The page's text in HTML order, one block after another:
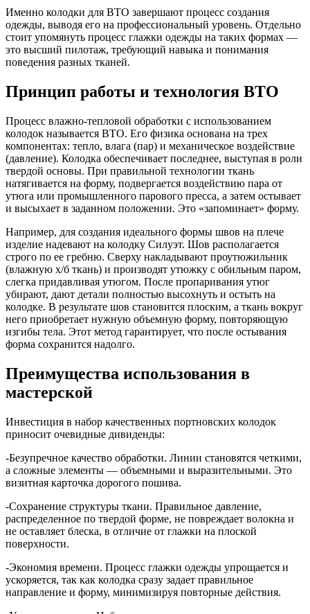
Именно колодки для ВТО завершают процесс создания
одежды, выводя его на профессиональный уровень. Отдельно
стоит упомянуть процесс глажки одежды на таких формах —
это высший пилотаж, требующий навыка и понимания
поведения разных тканей.
Принцип работы и технология ВТО
Процесс влажно-тепловой обработки с использованием
колодок называется ВТО. Его физика основана на трех
компонентах: тепло, влага (пар) и механическое воздействие
(давление). Колодка обеспечивает последнее, выступая в роли
твердой основы. При правильной технологии ткань
натягивается на форму, подвергается воздействию пара от
утюга или промышленного парового пресса, а затем остывает
и высыхает в заданном положении. Это «запоминает» форму.
Например, для создания идеального формы швов на плече
изделие надевают на колодку Силуэт. Шов располагается
строго по ее гребню. Сверху накладывают проутюжильник
(влажную х/б ткань) и производят утюжку с обильным паром,
слегка придавливая утюгом. После пропаривания утюг
убирают, дают детали полностью высохнуть и остыть на
колодке. В результате шов становится плоским, а ткань вокруг
него приобретает нужную объемную форму, повторяющую
изгибы тела. Этот метод гарантирует, что после остывания
форма сохранится надолго.
Преимущества использования в
мастерской
Инвестиция в набор качественных портновских колодок
приносит очевидные дивиденды:
-Безупречное качество обработки. Линии становятся четкими,
а сложные элементы — объемными и выразительными. Это
визитная карточка дорогого пошива.
-Сохранение структуры ткани. Правильное давление,
распределенное по твердой форме, не повреждает волокна и
не оставляет блеска, в отличие от глажки на плоской
поверхности.
-Экономия времени. Процесс глажки одежды упрощается и
ускоряется, так как колодка сразу задает правильное
направление и форму, минимизируя повторные действия.